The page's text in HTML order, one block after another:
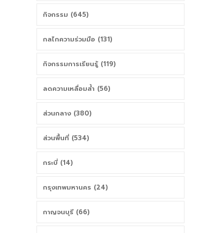
กิจกรรม (645)
กลไกความร่วมมือ (131)
กิจกรรมการเรียนรู้ (119)
ลดความเหลื่อมล้ำ (56)
ส่วนกลาง (380)
ส่วนพื้นที่ (534)
กระบี่ (14)
กรุงเทพมหานคร (24)
กาญจนบุรี (66)